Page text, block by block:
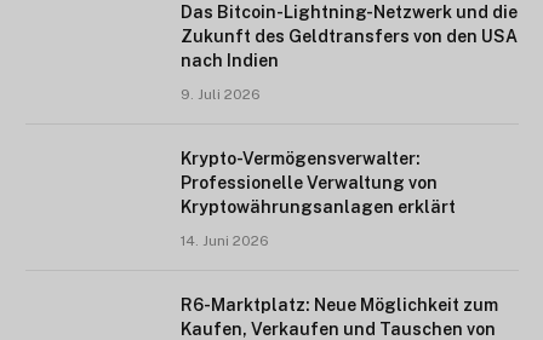
Das Bitcoin-Lightning-Netzwerk und die
Zukunft des Geldtransfers von den USA
nach Indien
9. Juli 2026
Krypto-Vermögensverwalter:
Professionelle Verwaltung von
Kryptowährungsanlagen erklärt
14. Juni 2026
R6-Marktplatz: Neue Möglichkeit zum
Kaufen, Verkaufen und Tauschen von